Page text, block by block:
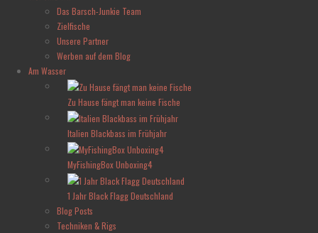
Das Barsch-Junkie Team
Zielfische
Unsere Partner
Werben auf dem Blog
Am Wasser
Zu Hause fängt man keine Fische
Italien Blackbass im Frühjahr
MyFishingBox Unboxing4
1 Jahr Black Flagg Deutschland
Blog Posts
Techniken & Rigs